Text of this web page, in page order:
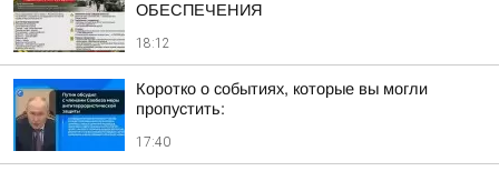
ОБЕСПЕЧЕНИЯ
18:12
Коротко о событиях, которые вы могли
пропустить:
17:40